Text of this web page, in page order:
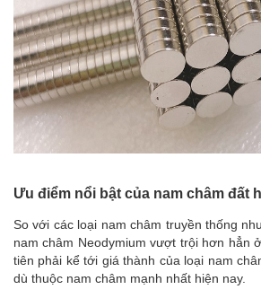
Ưu điểm nổi bật của nam châm đất
So với các loại nam châm truyền thống
nam châm Neodymium vượt trội hơn hẳn
tiên phải kể tới giá thành của loại nam
dù thuộc nam châm mạnh nhất hiện nay.